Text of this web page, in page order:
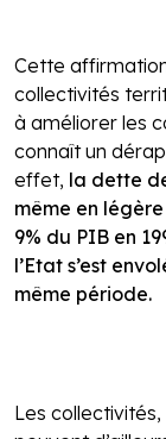
Cette
collectivités
à améliorer les
connaît un
effet, la dette
même en
9% du PIB en
l’Etat s’est
même période.
Les